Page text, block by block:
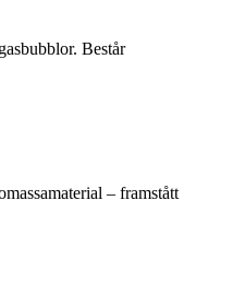
Består
– framstått